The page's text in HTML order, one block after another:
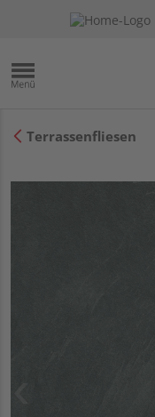
Terrassenfliesen